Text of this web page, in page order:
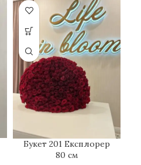
Букет 201 Експлорер
80 см